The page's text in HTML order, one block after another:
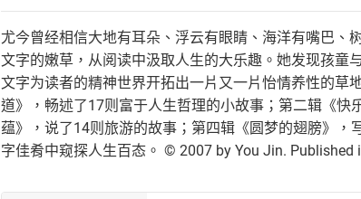
尤今曾经相信大地有耳朵、浮云有眼睛、海洋有嘴巴、
文字的嫩草，从阅读中汲取人生的大乐趣。她发现孩童
文字为读者的精神世界开拓出一片又一片怡情养性的草
道》，畅述了17则富于人生哲理的小故事；第二辑《
蕴》，说了14则旅游的故事；第四辑《圆梦的翅膀》
字佳肴中窥探人生百态。 © 2007 by You Jin.